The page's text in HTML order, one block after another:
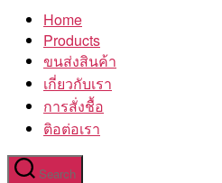
โรงงานHome
Products
ขนส่งสินค้า
เกี่ยวกับเรา
การสั่งชื้อ
ติอต่อเรา
Search